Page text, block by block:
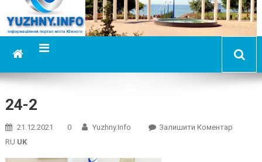
24-2
21.12.2021 0 Yuzhny.info Залишити КоментарOn
RU UK